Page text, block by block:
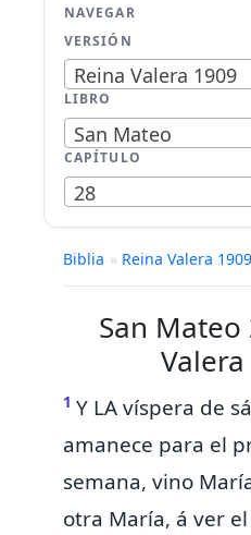
NAVEGAR
VERSIÓN
Reina Valera 1909
LIBRO
San Mateo
CAPÍTULO
28
Biblia » Reina Valera 1909
San Mateo
1 Y LA víspera de
amanece para el
semana, vino
otra María, á ver